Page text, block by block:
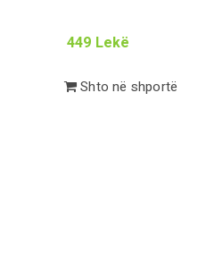
449 Lekë
Shto në shportë